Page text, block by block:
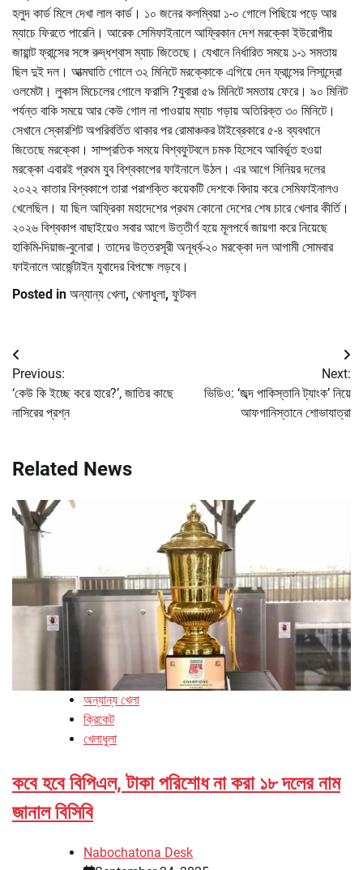
হলুদ কার্ড মিলে দেখা লাল কার্ড। ১০ জনের কলম্বিয়া ১-০ গোলে পিছিয়ে পড়ে আর
ম্যাচে ফিরতে পারেনি। আরেক সেমিফাইনালে আফ্রিকান দেশ মরক্কো ইউরোপীয়
জায়ান্ট ফ্রান্সের সঙ্গে রুদ্ধশ্বাস ম্যাচ জিতেছে। যেখানে নির্ধারিত সময়ে ১-১ সমতায়
ছিল দুই দল। আত্মঘাতি গোলে ৩২ মিনিটে মরক্কোকে এগিয়ে দেন ফ্রান্সের লিসান্দ্রো
ওলমেটা। লুকাস মিচেলের গোলে ফরাসি ?যুবারা ৫৯ মিনিটে সমতায় ফেরে। ৯০ মিনিট
পর্যন্ত বাকি সময়ে আর কেউ গোল না পাওয়ায় ম্যাচ গড়ায় অতিরিক্ত ৩০ মিনিটে।
সেখানে স্কোরশিট অপরিবর্তিত থাকার পর রোমাঞ্চকর টাইব্রেকারে ৫-৪ ব্যবধানে
জিতেছে মরক্কো। সাম্প্রতিক সময়ে বিশ্বফুটবলে চমক হিসেবে আবির্ভূত হওয়া
মরক্কো এবারই প্রথম যুব বিশ্বকাপের ফাইনালে উঠল। এর আগে সিনিয়র দলের
২০২২ কাতার বিশ্বকাপে তারা পরাশক্তি কয়েকটি দেশকে বিদায় করে সেমিফাইনালও
খেলেছিল। যা ছিল আফ্রিকা মহাদেশের প্রথম কোনো দেশের শেষ চারে খেলার কীর্তি।
২০২৬ বিশ্বকাপ বাছাইয়েও সবার আগে উত্তীর্ণ হয়ে মূলপর্বে জায়গা করে নিয়েছে
হাকিমি-দিয়াজ-বুনোরা। তাদের উত্তরসূরী অনূর্ধ্ব-২০ মরক্কো দল আগামী সোমবার
ফাইনালে আর্জেন্টাইন যুবাদের বিপক্ষে লড়বে।
Posted in অন্যান্য খেলা, খেলাধুলা, ফুটবল
Post
navigation
Previous:
‘কেউ কি ইচ্ছে করে হারে?’, জাতির কাছে
নাসিরের প্রশ্ন
Next:
ভিডিও: ‘জব্দ পাকিস্তানি ট্যাংক’ নিয়ে
আফগানিস্তানে শোভাযাত্রা
Related News
অন্যান্য খেলা
ক্রিকেট
খেলাধুলা
কবে হবে বিপিএল, টাকা পরিশোধ না করা ১৮ দলের নাম
জানাল বিসিবি
Nabochatona Desk